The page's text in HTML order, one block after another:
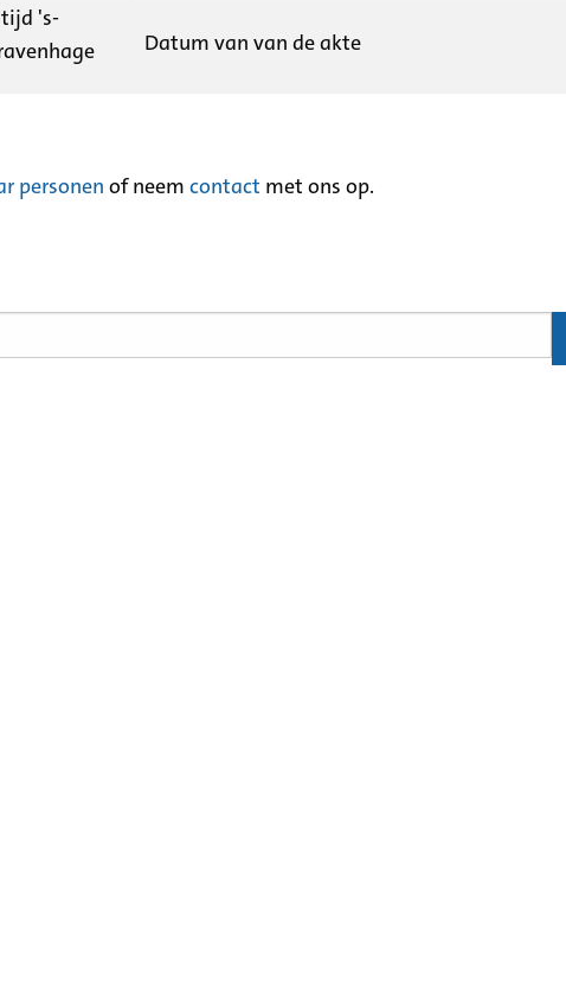
's-
Datum van van de akte
personen of neem contact met ons op.